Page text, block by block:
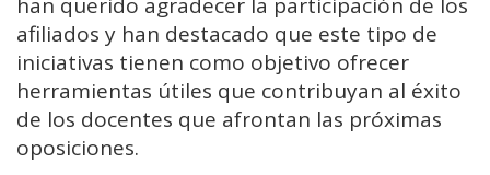
afiliados y han destacado que este tipo de
iniciativas tienen como objetivo ofrecer
herramientas útiles que contribuyan al éxito
de los docentes que afrontan las próximas
oposiciones.